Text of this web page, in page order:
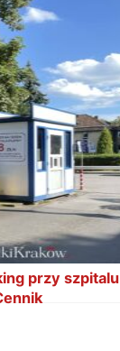
przy szpitalu